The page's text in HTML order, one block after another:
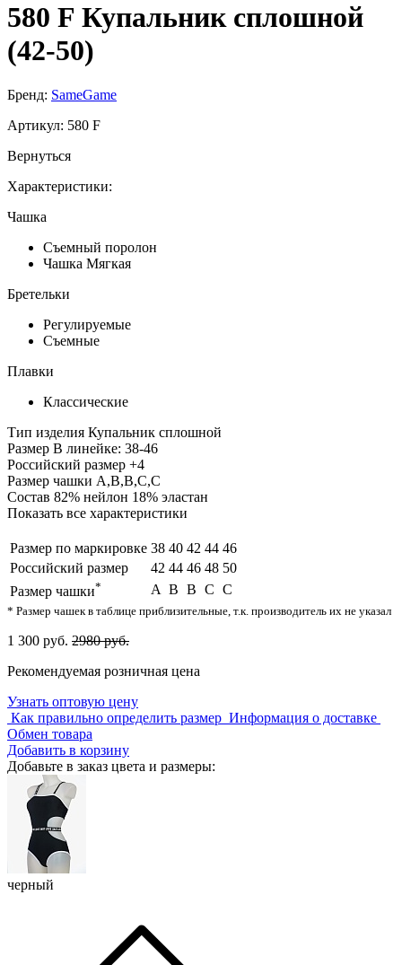
580 F Купальник сплошной
(42-50)
Бренд: SameGame
Артикул: 580 F
Вернуться
Характеристики:
Чашка
Съемный поролон
Чашка Мягкая
Бретельки
Регулируемые
Съемные
Плавки
Классические
Тип изделия Купальник сплошной
Размер В линейке: 38-46
Российский размер +4
Размер чашки A,B,B,C,C
Состав 82% нейлон 18% эластан
Показать все характеристики
Размер по маркировке 38 40 42 44 46
Российский размер
42 44 46 48 50
Размер чашки* A B B C C
* Размер чашек в таблице приблизительные, т.к. производитель их не указал
1 300 руб. 2980 руб.
Рекомендуемая розничная цена
Узнать оптовую цену
Как правильно определить размер Информация о доставке
Обмен товара
Добавить в корзину
Добавьте в заказ цвета и размеры:
черный